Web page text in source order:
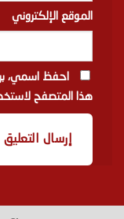
الموقع الإلكتروني
احفظ اسمي،
هذا المتصفح